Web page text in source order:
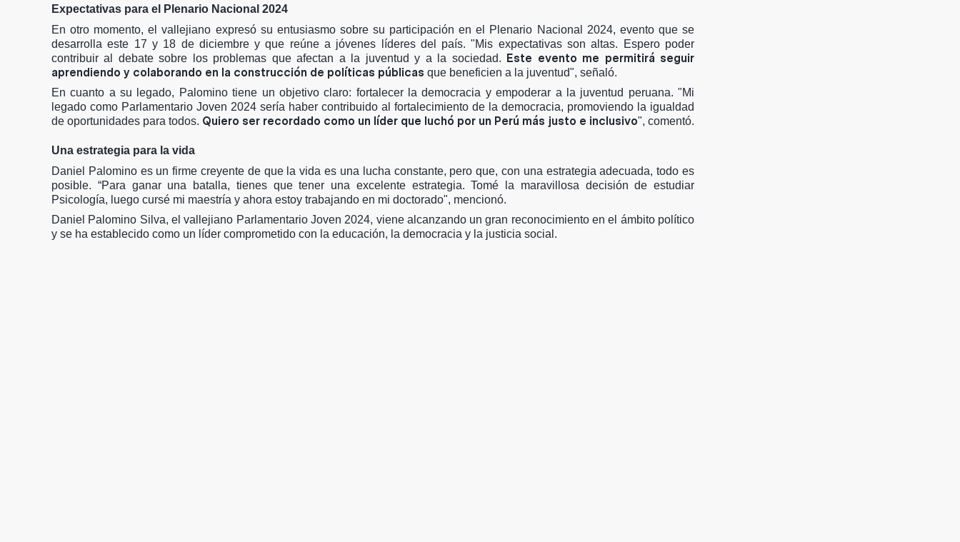
Expectativas para el Plenario Nacional 2024
En otro momento, el vallejiano expresó su entusiasmo sobre su participación en el Plenario Nacional 2024, evento que se
desarrolla este 17 y 18 de diciembre y que reúne a jóvenes líderes del país. "Mis expectativas son altas. Espero poder
contribuir al debate sobre los problemas que afectan a la juventud y a la sociedad. Este evento me permitirá seguir
aprendiendo y colaborando en la construcción de políticas públicas que beneficien a la juventud", señaló.
En cuanto a su legado, Palomino tiene un objetivo claro: fortalecer la democracia y empoderar a la juventud peruana. "Mi
legado como Parlamentario Joven 2024 sería haber contribuido al fortalecimiento de la democracia, promoviendo la igualdad
de oportunidades para todos. Quiero ser recordado como un líder que luchó por un Perú más justo e inclusivo", comentó.
Una estrategia para la vida
Daniel Palomino es un firme creyente de que la vida es una lucha constante, pero que, con una estrategia adecuada, todo es
posible. “Para ganar una batalla, tienes que tener una excelente estrategia. Tomé la maravillosa decisión de estudiar
Psicología, luego cursé mi maestría y ahora estoy trabajando en mi doctorado", mencionó.
Daniel Palomino Silva, el vallejiano Parlamentario Joven 2024, viene alcanzando un gran reconocimiento en el ámbito político
y se ha establecido como un líder comprometido con la educación, la democracia y la justicia social.